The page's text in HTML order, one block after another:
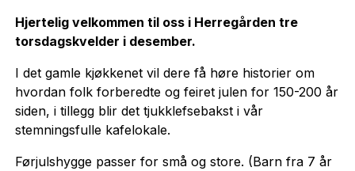
Hjertelig velkommen til oss i Herregården tre
torsdagskvelder i desember.
I det gamle kjøkkenet vil dere få høre historier om
hvordan folk forberedte og feiret julen for 150-200 år
siden, i tillegg blir det tjukklefsebakst i vår
stemningsfulle kafelokale.
Førjulshygge passer for små og store. (Barn fra 7 år